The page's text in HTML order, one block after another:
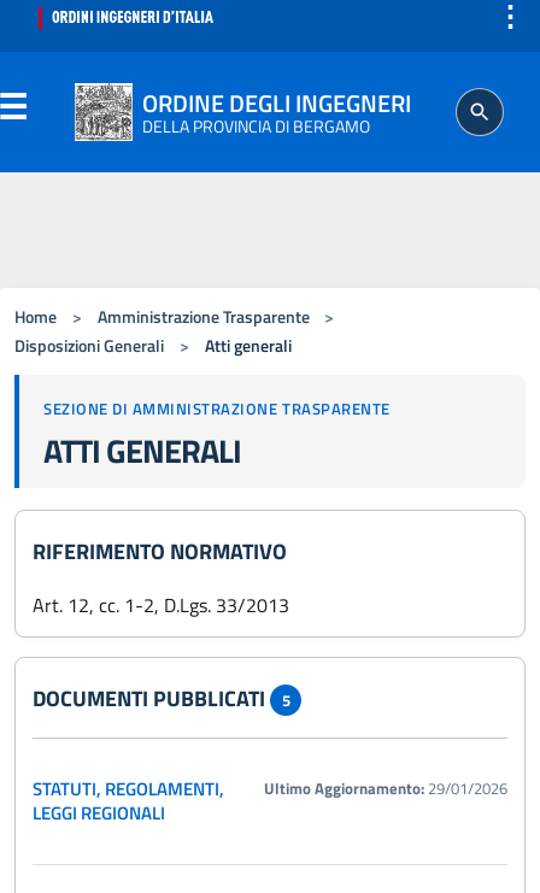
⋮
ORDINE DEGLI INGEGNERI
DELLA PROVINCIA DI BERGAMO
ISCRITTO
PROFESSIONE
Home > Amministrazione Trasparente
>
Disposizioni Generali
> Atti generali
SEZIONE DI AMMINISTRAZIONE TRASPARENTE
ATTI GENERALI
RIFERIMENTO NORMATIVO
Art. 12, cc. 1-2, D.Lgs. 33/2013
DOCUMENTI PUBBLICATI 5
STATUTI, REGOLAMENTI,
LEGGI REGIONALI
Ultimo Aggiornamento: 29/01/2026